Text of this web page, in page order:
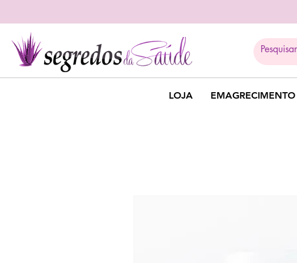
LOJA EMAGRECIMENTO